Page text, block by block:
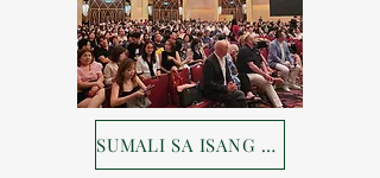
SUMALI SA ISANG EVENT